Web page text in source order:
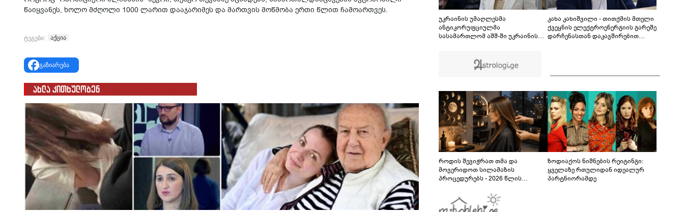
წაიყვანეს, ხოლო მძღოლი 1000 ლარით დააჯარიმეს და მართვის მოწმობა ერთი წლით ჩამოართვეს.
ტეგები: აქცია
გაზიარება
ახლა კითხულობენ
უკრაინის უმაღლესმა
ანტიკორუფციულმა
სასამართლომ აშშ-ში უკრაინის
ოდენობის გირაოს გადახდა
კახა კახიშვილი - თითქმის მთელი
ქვეყნის ელექტროენერგიის გარეშე
დარჩენასთან დაკავშირებით
როდის შევიჭრათ თმა და
მოვერიდოთ სილამაზის
პროცედურებს - 2026 წლის
გზამკვლევი
ზოდიაქოს ნიშნების რეიტინგი:
ყველაზე რთულიდან იდეალურ
პარტნიორამდე